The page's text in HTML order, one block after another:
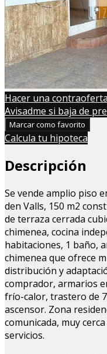
Hacer una contraoferta
Avisadme si baja de
Marcar como favorito
Calcula tu hipoteca
Descripción
Se vende amplio piso
den Valls, 150 m2
de terraza cerrada
chimenea, cocina
habitaciones, 1 baño,
chimenea que ofrece
distribución y
comprador, armarios
frío-calor, trastero de
ascensor. Zona
comunicada, muy
servicios.